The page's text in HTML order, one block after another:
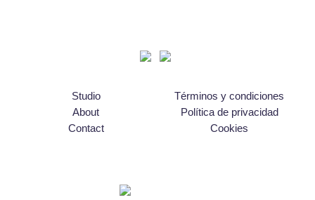
Studio
About
Contact
Términos y condiciones
Política de privacidad
Cookies